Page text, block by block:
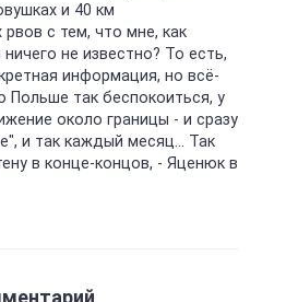
и 40 км
с тем, что мне, как
не известно? То есть,
информация, но всё-
Польше так беспокоиться, у
около границы - и сразу
и так каждый месяц... Так
в конце-концов, - Яценюк в